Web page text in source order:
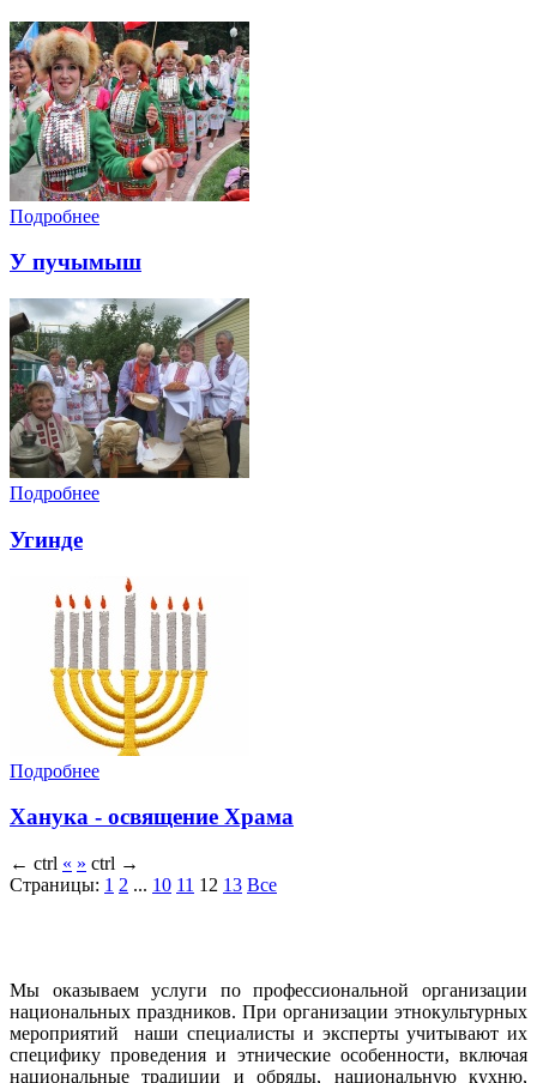
Подробнее
У пучымыш
Подробнее
Угинде
Подробнее
Ханука - освящение Храма
← ctrl « » ctrl →
Страницы: 1 2 ... 10 11 12 13 Все
Мы оказываем услуги по профессиональной организации
национальных праздников. При организации этнокультурных
мероприятий наши специалисты и эксперты учитывают их
специфику проведения и этнические особенности, включая
национальные традиции и обряды, национальную кухню,